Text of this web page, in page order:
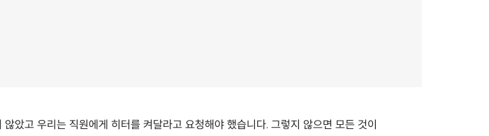
았고 우리는 직원에게 히터를 켜달라고 요청해야 했습니다. 그렇지 않으면 모든 것이